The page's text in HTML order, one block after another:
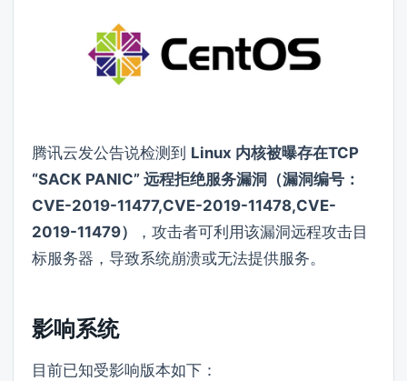
腾讯云发公告说检测到 Linux 内核被曝存在TCP
“SACK PANIC” 远程拒绝服务漏洞（漏洞编号：
CVE-2019-11477,CVE-2019-11478,CVE-
2019-11479）
，攻击者可利用该漏洞远程攻击目
标服务器，导致系统崩溃或无法提供服务。
影响系统
目前已知受影响版本如下：